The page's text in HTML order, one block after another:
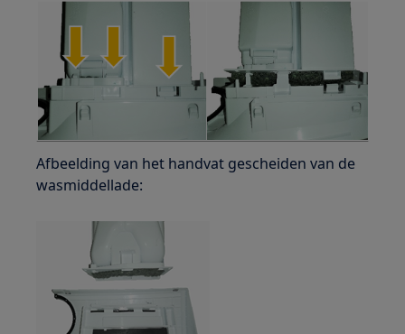
Afbeelding van het handvat gescheiden van de
wasmiddellade: